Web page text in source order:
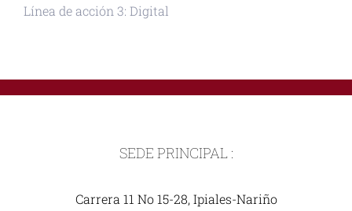
Línea de acción 3: Digital
SEDE PRINCIPAL :
Carrera 11 No 15-28, Ipiales-Nariño